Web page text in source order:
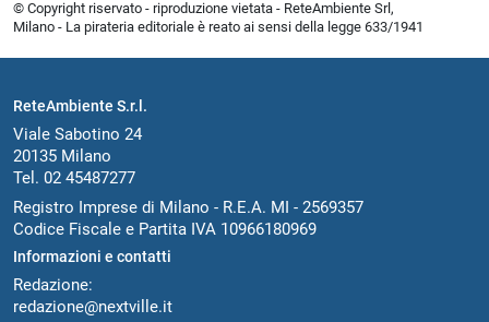
© Copyright riservato - riproduzione vietata - ReteAmbiente Srl,
Milano - La pirateria editoriale è reato ai sensi della legge 633/1941
ReteAmbiente S.r.l.
Viale Sabotino 24
20135 Milano
Tel. 02 45487277
Registro Imprese di Milano - R.E.A. MI - 2569357
Codice Fiscale e Partita IVA 10966180969
Informazioni e contatti
Redazione:
redazione@nextville.it